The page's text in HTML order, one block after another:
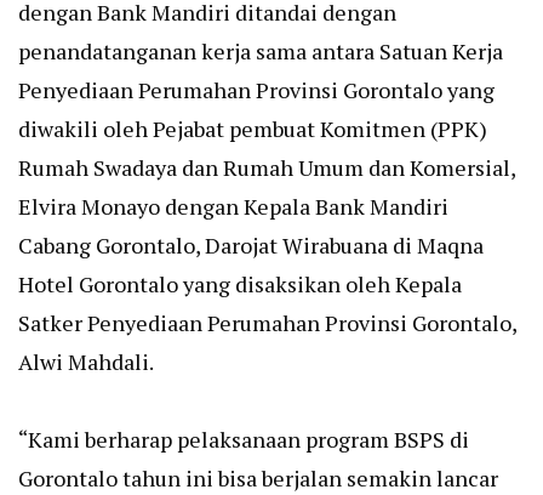
dengan Bank Mandiri ditandai dengan
penandatanganan kerja sama antara Satuan Kerja
Penyediaan Perumahan Provinsi Gorontalo yang
diwakili oleh Pejabat pembuat Komitmen (PPK)
Rumah Swadaya dan Rumah Umum dan Komersial,
Elvira Monayo dengan Kepala Bank Mandiri
Cabang Gorontalo, Darojat Wirabuana di Maqna
Hotel Gorontalo yang disaksikan oleh Kepala
Satker Penyediaan Perumahan Provinsi Gorontalo,
Alwi Mahdali.
“Kami berharap pelaksanaan program BSPS di
Gorontalo tahun ini bisa berjalan semakin lancar